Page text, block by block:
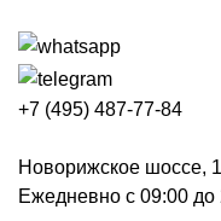
+7 (495) 487-77-84
Новорижское шоссе,
Ежедневно с 09:00 до